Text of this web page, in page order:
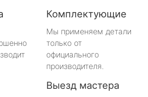
Комплектующие
Мы применяем детали
только от
официального
производителя.
Выезд мастера